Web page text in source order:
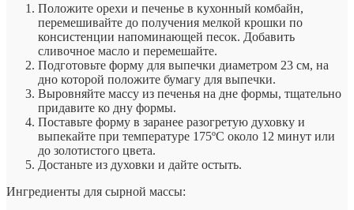
Положите орехи и печенье в кухонный комбайн,
перемешивайте до получения мелкой крошки по
консистенции напоминающей песок. Добавить
сливочное масло и перемешайте.
Подготовьте форму для выпечки диаметром 23 см, на
дно которой положите бумагу для выпечки.
Выровняйте массу из печенья на дне формы, тщательно
придавите ко дну формы.
Поставьте форму в заранее разогретую духовку и
выпекайте при температуре 175ºC около 12 минут или
до золотистого цвета.
Достаньте из духовки и дайте остыть.
Ингредиенты для сырной массы: